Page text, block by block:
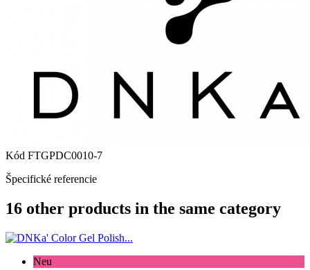
Kód FTGPDC0010-7
Špecifické referencie
16 other products in the same category
Neu